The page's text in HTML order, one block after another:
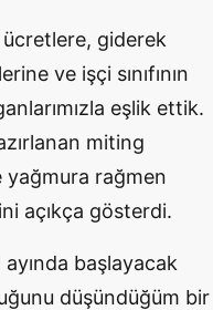
ücretlere, giderek
ve işçi sınıfının
eşlik ettik.
miting
yağmura rağmen
açıkça gösterdi.
başlayacak
düşündüğüm bir